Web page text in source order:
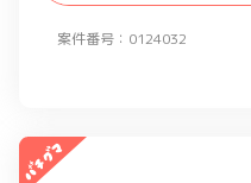
案件番号：0124032